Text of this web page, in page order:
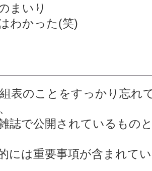
まいり
わかった(笑)
表のことをすっかり忘れ
誌で公開されているもの
には重要事項が含まれて